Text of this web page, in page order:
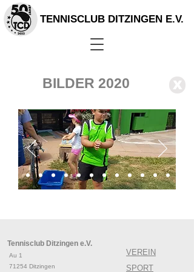
TENNISCLUB DITZINGEN E.V.
BILDER 2020 X
Tennisclub Ditzingen e.V.
Au 1
71254 Ditzingen
VEREIN
SPORT